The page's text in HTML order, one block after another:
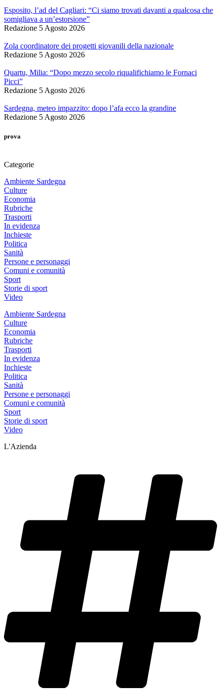
Esposito, l’ad del Cagliari: “Ci siamo trovati davanti a qualcosa che
somigliava a un’estorsione”
Redazione 5 Agosto 2026
Zola coordinatore dei progetti giovanili della nazionale
Redazione 5 Agosto 2026
Quartu, Milia: “Dopo mezzo secolo riqualifichiamo le Fornaci
Picci”
Redazione 5 Agosto 2026
Sardegna, meteo impazzito: dopo l’afa ecco la grandine
Redazione 5 Agosto 2026
prova
Categorie
Ambiente Sardegna
Culture
Economia
Rubriche
Trasporti
In evidenza
Inchieste
Politica
Sanità
Persone e personaggi
Comuni e comunità
Sport
Storie di sport
Video
Ambiente Sardegna
Culture
Economia
Rubriche
Trasporti
In evidenza
Inchieste
Politica
Sanità
Persone e personaggi
Comuni e comunità
Sport
Storie di sport
Video
L'Azienda